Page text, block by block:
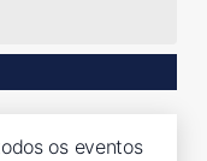
os eventos